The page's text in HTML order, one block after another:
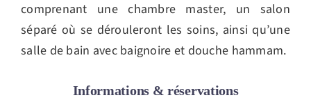
comprenant une chambre master, un salon
séparé où se dérouleront les soins, ainsi qu’une
salle de bain avec baignoire et douche hammam.
Informations & réservations